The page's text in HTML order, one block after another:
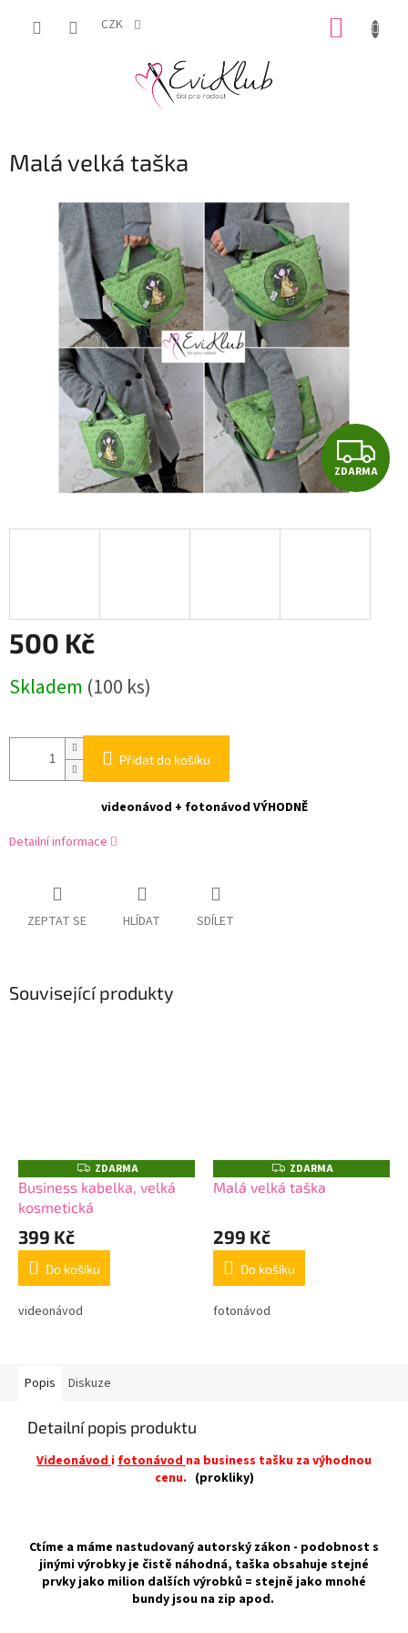
CZK
Malá velká taška
Z
D
ZDARMA
500 Kč
cena:
Skladem (100 ks)
Přidat do košíku
videonávod + fotonávod VÝHODNĚ
Detailní informace
ZEPTAT SE HLÍDAT SDÍLET
Související produkty
Z
D
A
R
ZDARMA
Business kabelka, velká
kosmetická
399 Kč
Do košíku
videonávod
Z
D
A
ZDARMA
Malá velká taška
299 Kč
Do košíku
fotonávod
Popis Diskuze
Detailní popis produktu
Videonávod i fotonávod na business tašku za výhodnou
cenu. (prokliky)
Ctíme a máme nastudovaný autorský zákon - podobnost s
jinými výrobky je čistě náhodná, taška obsahuje stejné
prvky jako milion dalších výrobků = stejně jako mnohé
bundy jsou na zip apod.